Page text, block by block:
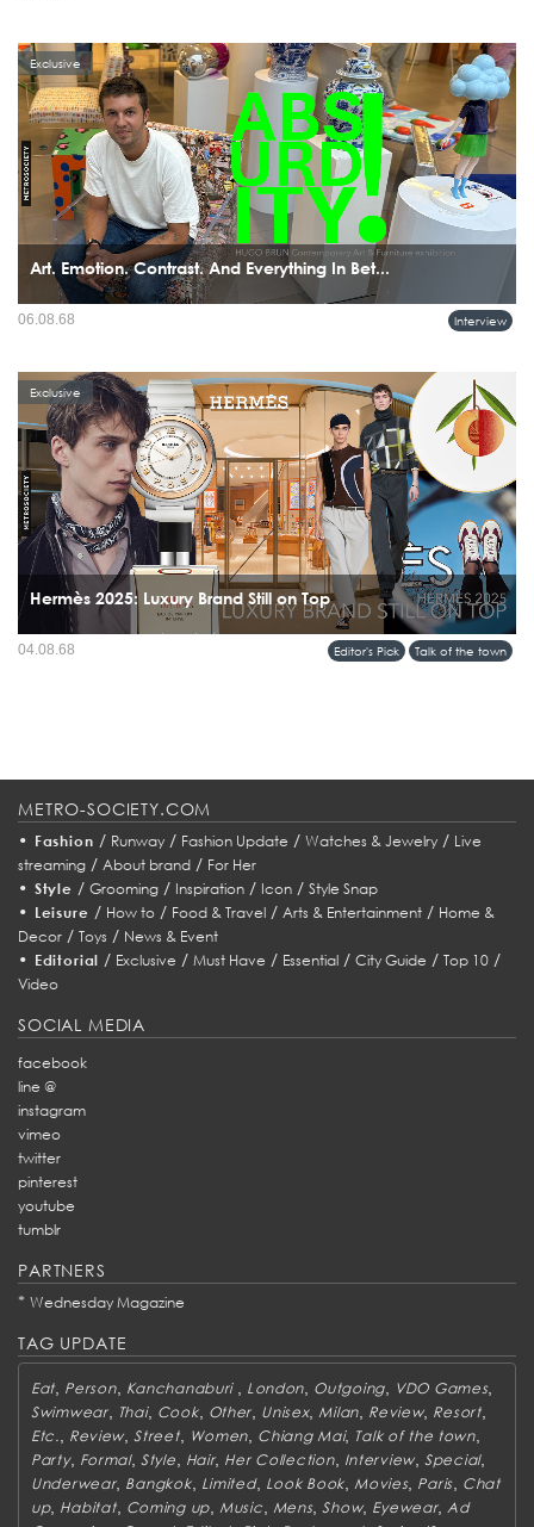
Art. Emotion. Contrast. And Everything In Bet...
HUGO BRUN เกิดและเติบโตในกรุงปารีส ประเทศฝรั่งเศส แต่หัวใจของเขากลับ
ผูกพันลึกซึ้งกับวัฒนธรรมเอเชีย ความหลงใหลนี้ผลักดันให้เขาละทิ้งชีวิตในปารีส และ
Exclusive
Interview
06.08.68
Hermès 2025: Luxury Brand Still on Top
ถ้าพูดถึง luxury brand ที่ยืนหนึ่งเรื่องรสนิยมเหนือกาลเวลา คงไม่มีใครไม่คิดถึง
Hermès บ้านแฟชั่นฝรั่งเศสที่ไม่เคยตกกระแส ล่าสุดผลประกอบการครึ่งปีแรก 2025...
Exclusive
Editor's Pick Talk of the town
04.08.68
METRO-SOCIETY.COM
• Fashion / Runway/ Fashion Update / Watches & Jewelry/ Live
streaming / About brand / For Her
• Style / Grooming/ Inspiration/ Icon/ Style Snap
• Leisure / How to/ Food & Travel/ Arts & Entertainment/ Home &
Decor / Toys / News & Event
• Editorial / Exclusive /Must Have / Essential /City Guide /Top 10 /
Video
SOCIAL MEDIA
facebook
line @
instagram
vimeo
twitter
pinterest
youtube
tumblr
PARTNERS
* Wednesday Magazine
TAG UPDATE
Eat Person, Kanchanaburi London Outgoing, VDO Games,
Swimwear, Thai, Cook, Other Unisex, Milan Review, Resort,
Etc. Review,Street, Women Chiang Mai, Talk of the town,
Party, Formal, Style Hair, Her Collection, Interview,Special,
Underwear, Bangkok, Limited, Look Book Movies, Paris Chat
up, Habitat, Coming up, Music Mens,Show, Eyewear, Ad